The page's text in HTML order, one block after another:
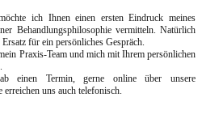
ich Ihnen einen ersten Eindruck meines
Behandlungsphilosophie vermitteln. Natürlich
für ein persönliches Gespräch.
Praxis-Team und mich mit Ihrem persönlichen
einen Termin, gerne online über unsere
uns auch telefonisch.